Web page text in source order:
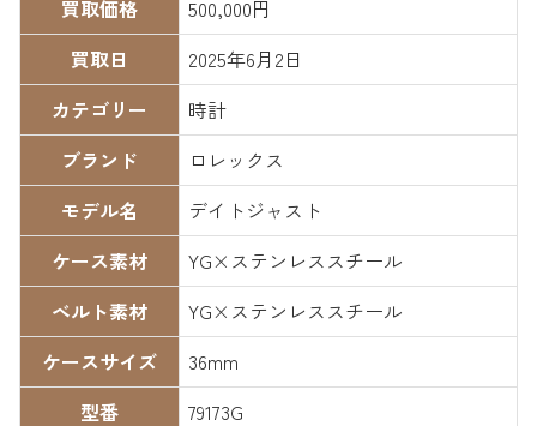
買取価格
500,000円
買取日
2025年6月2日
カテゴリー
時計
ブランド
ロレックス
モデル名
デイトジャスト
ケース素材
YG×ステンレススチール
ベルト素材
YG×ステンレススチール
ケースサイズ
36mm
型番
79173G